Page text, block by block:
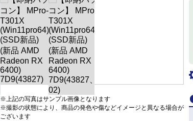
※上記の写真はサンプル画像となります
※撮影の状態により、商品の発色や傷などイメージと異なる場合が
ございます